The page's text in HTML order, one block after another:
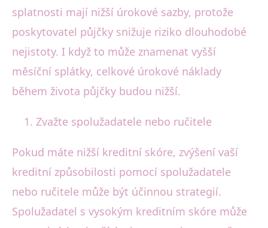
splatnosti mají nižší úrokové sazby, protože
poskytovatel půjčky snižuje riziko dlouhodobé
nejistoty. I když to může znamenat vyšší
měsíční splátky, celkové úrokové náklady
během života půjčky budou nižší.
Zvažte spolužadatele nebo ručitele
Pokud máte nižší kreditní skóre, zvýšení vaší
kreditní způsobilosti pomocí spolužadatele
nebo ručitele může být účinnou strategií.
Spolužadatel s vysokým kreditním skóre může